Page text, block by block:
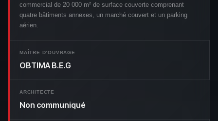
commercial de 20 000 m² de surface couverte comprenant
quatre bâtiments annexes, un marché couvert et un parking
aérien.
MAÎTRE D’OUVRAGE
OBTIMA B.E.G
ARCHITECTE
Non communiqué